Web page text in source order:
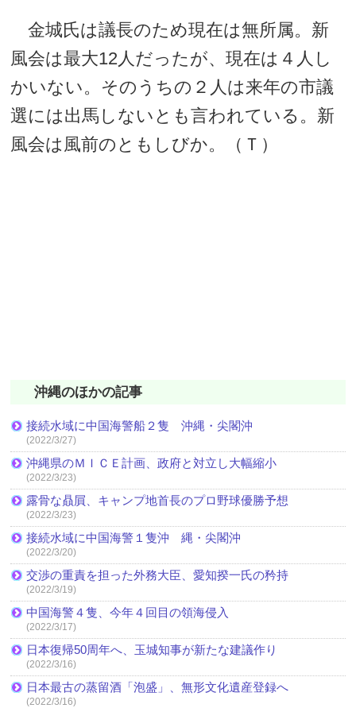
金城氏は議長のため現在は無所属。新
風会は最大12人だったが、現在は４人し
かいない。そのうちの２人は来年の市議
選には出馬しないとも言われている。新
風会は風前のともしびか。（Ｔ）
沖縄のほかの記事
接続水域に中国海警船２隻 沖縄・尖閣沖
(2022/3/27)
沖縄県のＭＩＣＥ計画、政府と対立し大幅縮小
(2022/3/23)
露骨な贔屓、キャンプ地首長のプロ野球優勝予想
(2022/3/23)
接続水域に中国海警１隻沖 縄・尖閣沖
(2022/3/20)
交渉の重責を担った外務大臣、愛知揆一氏の矜持
(2022/3/19)
中国海警４隻、今年４回目の領海侵入
(2022/3/17)
日本復帰50周年へ、玉城知事が新たな建議作り
(2022/3/16)
日本最古の蒸留酒「泡盛」、無形文化遺産登録へ
(2022/3/16)